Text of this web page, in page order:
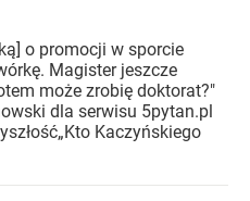
o promocji w sporcie
Magister jeszcze
może zrobię doktorat?"
dla serwisu 5pytan.pl
Kaczyńskiego